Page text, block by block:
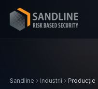
Industrii
Sandline Industrii Producție